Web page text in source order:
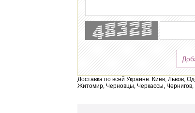
Доставка по всей Украине: Киев, Львов,
Житомир, Черновцы, Черкассы,